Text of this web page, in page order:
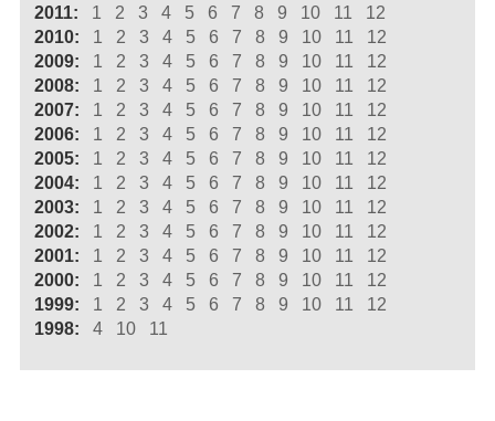
2011:
1 2 3 4 5 6 7 8 9 10 11
12
2010:
1 2 3 4 5 6 7 8 9 10 11
12
2009:
1 2 3 4 5 6 7 8 9 10 11
12
2008:
1 2 3 4 5 6 7 8 9 10 11
12
2007:
1 2 3 4 5 6 7 8 9 10 11
12
2006:
1 2 3 4 5 6 7 8 9 10 11
12
2005:
1 2 3 4 5 6 7 8 9 10 11
12
2004:
1 2 3 4 5 6 7 8 9 10 11
12
2003:
1 2 3 4 5 6 7 8 9 10 11
12
2002:
1 2 3 4 5 6 7 8 9 10 11
12
2001:
1 2 3 4 5 6 7 8 9 10 11
12
2000:
1 2 3 4 5 6 7 8 9 10 11
12
1999:
1 2 3 4 5 6 7 8 9 10 11
12
1998:
4 10 11